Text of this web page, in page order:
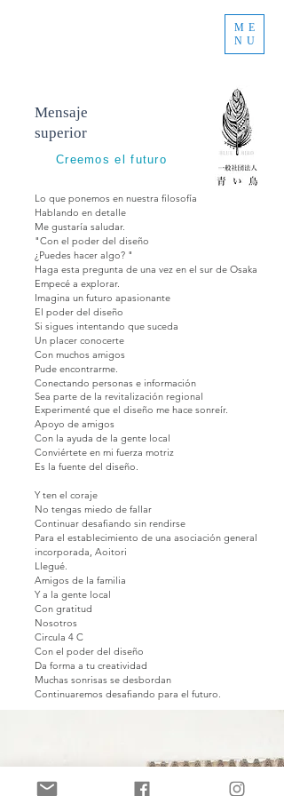
ME
NU
Mensaje
superior
Creemos el futuro
Lo que ponemos en nuestra filosofía
Hablando en detalle
Me gustaría saludar.
"Con el poder del diseño
¿Puedes hacer algo? "
Haga esta pregunta de una vez en el sur de Osaka
Empecé a explorar.
Imagina un futuro apasionante
El poder del diseño
Si sigues intentando que suceda
Un placer conocerte
Con muchos amigos
Pude encontrarme.
Conectando personas e información
Sea parte de la revitalización regional
Experimenté que el diseño me hace sonreír.
Apoyo de amigos
Con la ayuda de la gente local
Conviértete en mi fuerza motriz
Es la fuente del diseño.
Y ten el coraje
No tengas miedo de fallar
Continuar desafiando sin rendirse
Para el establecimiento de una asociación general
incorporada, Aoitori
Llegué.
Amigos de la familia
Y a la gente local
Con gratitud
Nosotros
Circula 4 C
Con el poder del diseño
Da forma a tu creatividad
Muchas sonrisas se desbordan
Continuaremos desafiando para el futuro.